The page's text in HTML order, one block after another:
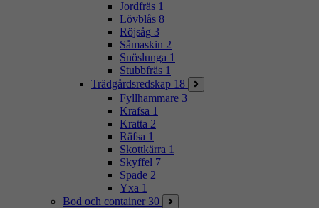
Jordfräs 1
Lövblås 8
Röjsåg 3
Såmaskin 2
Snöslunga 1
Stubbfräs 1
Trädgårdsredskap 18
Fyllhammare 3
Krafsa 1
Kratta 2
Räfsa 1
Skottkärra 1
Skyffel 7
Spade 2
Yxa 1
Bod och container 30